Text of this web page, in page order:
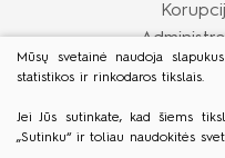
Asmens
Informacija
Mūsų svetainė naudoja
statistikos ir rinkodaros tikslais.
Jei Jūs sutinkate, kad šiems
„Sutinku“ ir toliau naudokitės